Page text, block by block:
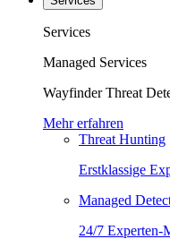
Services
Managed Services
Wayfinder Threat
Mehr erfahren
Threat Hunting
Erstklassige
Managed
24/7 Experten-